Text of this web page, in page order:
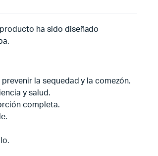
ha sido diseñado
la sequedad y la comezón.
y salud.
completa.